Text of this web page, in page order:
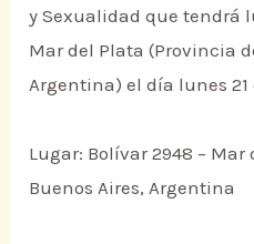
y Sexualidad que tendrá
Mar del Plata (Provincia
Argentina) el día lunes
Lugar: Bolívar 2948 –
Buenos Aires, Argentina